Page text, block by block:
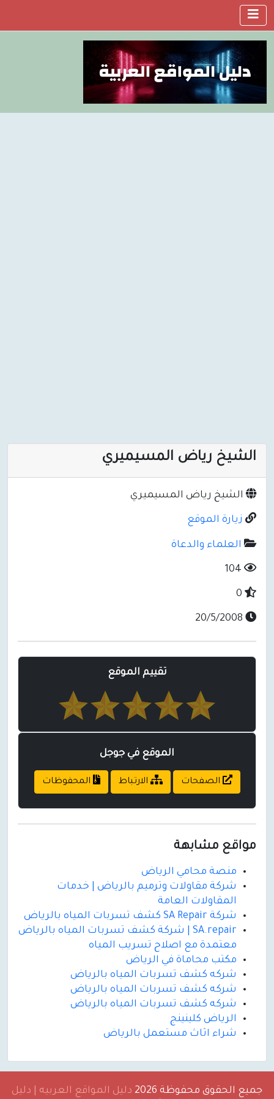
الشيخ رياض المسيميري
الشيخ رياض المسيميري
زيارة الموقع
العلماء والدعاة
تقييم الموقع
الموقع في جوجل
الصفحات الارتباط المحفوظات
مواقع مشابهة
منصة محامي الرياض
شركة مقاولات وترميم بالرياض | خدمات
المقاولات العامة
شركة SA Repair كشف تسربات المياه بالرياض
SA.repair | شركة كشف تسربات المياه بالرياض
معتمدة مع اصلاح تسريب المياه
مكتب محاماة في الرياض
شركه كشف تسربات المياه بالرياض
شركه كشف تسربات المياه بالرياض
شركه كشف تسربات المياه بالرياض
الرياض كلينينج
شراء اثاث مستعمل بالرياض
جميع الحقوق محفوظة 2026 دليل المواقع العربيه | دليل